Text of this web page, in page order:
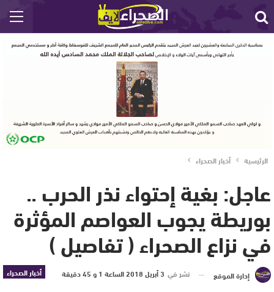
الرئيسية أخبار الصحراء
عاجل: بغية إحتواء نذر الحرب ..
بوريطة يجوب العواصم المؤثرة
في نزاع الصحراء ( تفاصيل )
أخبار الصحراء إدارة الموقع نشر في 3 أبريل 2018 الساعة 1 و 45 دقيقة